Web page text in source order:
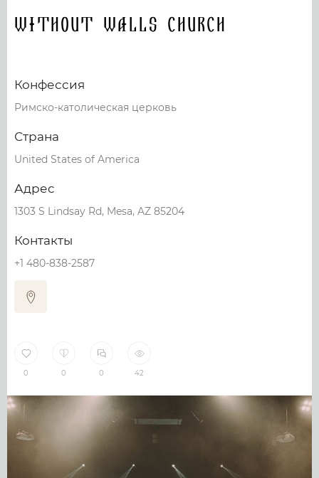
Without Walls Church
Конфессия
Римско-католическая церковь
Страна
United States of America
Адрес
1303 S Lindsay Rd, Mesa, AZ 85204
Контакты
+1 480-838-2587
0 0 0 42